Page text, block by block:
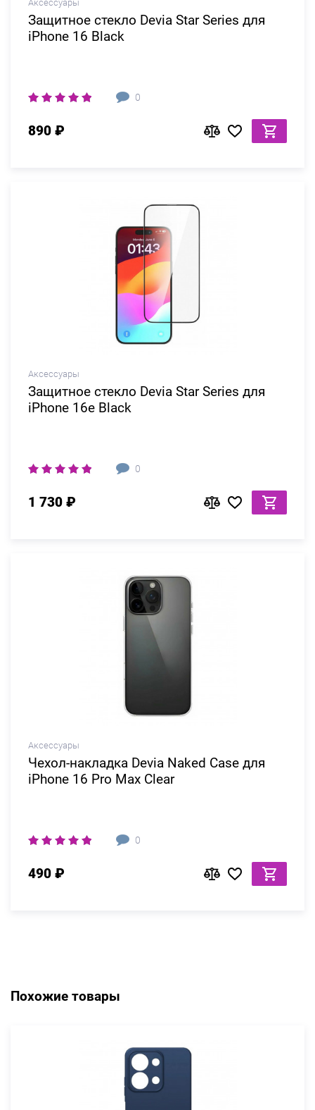
Аксессуары
Защитное стекло Devia Star Series для
iPhone 16 Black
0
890 ₽
Аксессуары
Защитное стекло Devia Star Series для
iPhone 16e Black
0
1 730 ₽
Аксессуары
Чехол-накладка Devia Naked Case для
iPhone 16 Pro Max Clear
0
490 ₽
Похожие товары